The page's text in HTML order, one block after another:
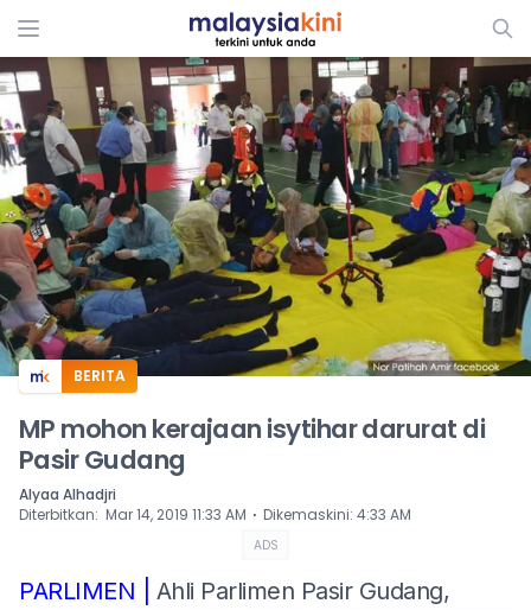
ADS
BERITA
MP mohon kerajaan isytihar darurat di
Pasir Gudang
Alyaa Alhadjri
Diterbitkan: Mar 14, 2019 11:33 AM ⋅ Dikemaskini: 4:33 AM
ADS
PARLIMEN | Ahli Parlimen Pasir Gudang,